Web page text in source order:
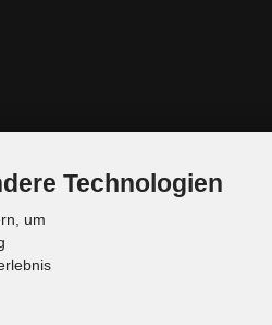
Technologien
um